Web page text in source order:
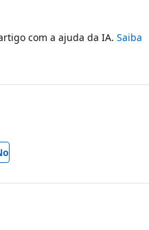
com a ajuda da IA. Saiba